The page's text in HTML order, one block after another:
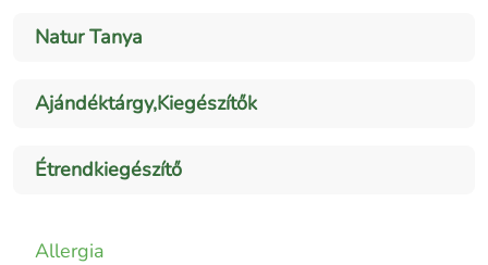
Natur Tanya
Ajándéktárgy,Kiegészítők
Étrendkiegészítő
Allergia